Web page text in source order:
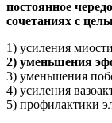
постоянное
сочетаниях с
1) усиления
2) уменьшения
3) уменьшения
4) усиления
5) профилактики